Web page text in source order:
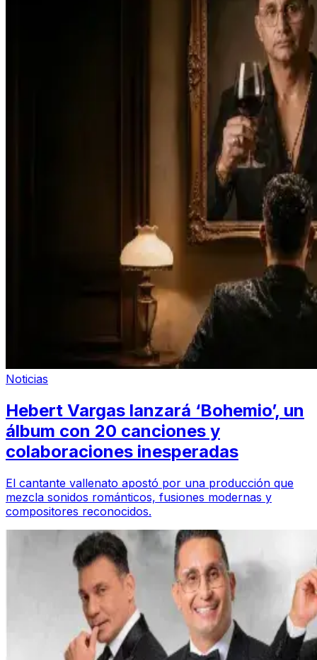
Noticias
Hebert Vargas lanzará ‘Bohemio’, un
álbum con 20 canciones y
colaboraciones inesperadas
El cantante vallenato apostó por una producción que
mezcla sonidos románticos, fusiones modernas y
compositores reconocidos.